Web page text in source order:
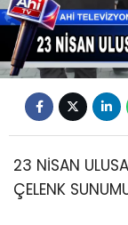
23 NİSAN
ÇELENK